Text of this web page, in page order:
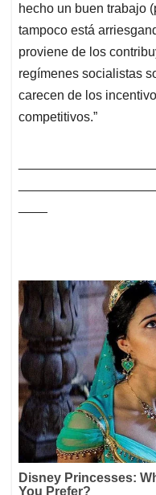
hecho un buen trabajo
tampoco está
proviene de los
regímenes socialistas
carecen de los
competitivos.”